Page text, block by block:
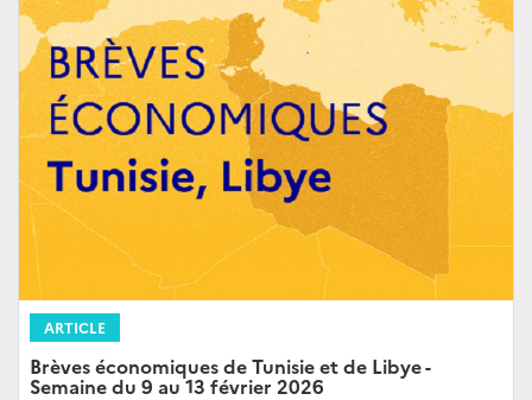
ARTICLE
Brèves économiques de Tunisie et de Libye -
Semaine du 9 au 13 février 2026